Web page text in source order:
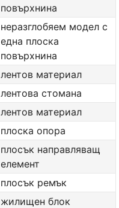
повърхнина
неразглобяем модел с
една плоска
повърхнина
лентов материал
лентова стомана
лентов материал
плоска опора
плосък направляващ
елемент
плосък ремък
жилищен блок